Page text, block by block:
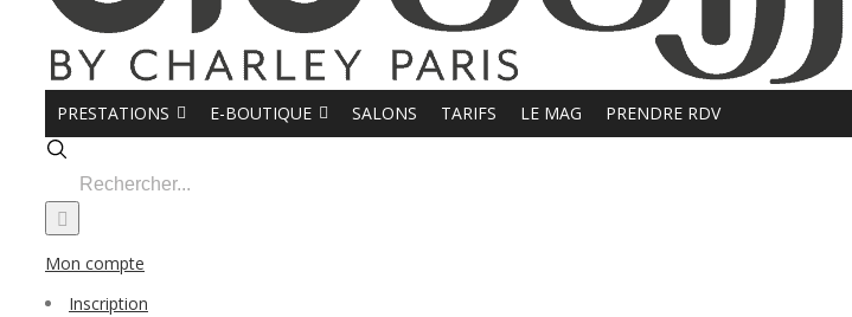
PRESTATIONS E-BOUTIQUE SALONS TARIFS LE MAG PRENDRE RDV
Search
for:
Mon compte
Inscription